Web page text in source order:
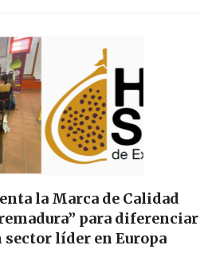
y Trujillo sellan su
se firma el Convenio
«Sabores y Paisajes»